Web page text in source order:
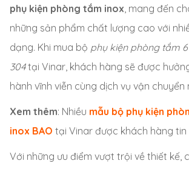
phụ kiện phòng tắm inox, mang đến
những sản phẩm chất lượng cao với
dạng. Khi mua bộ phụ kiện phòng tắm
304tại Vinar, khách hàng sẽ được
hành vĩnh viễn cùng dịch vụ vận chuyển
Xem thêm: Nhiều mẫu bộ phụ kiện
inox BAO tại Vinar được khách hàng tin
Với những ưu điểm vượt trội về thiết kế,